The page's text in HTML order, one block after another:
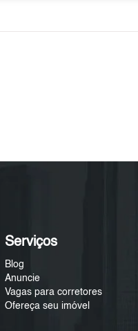
Serviços
Blog
Anuncie
Vagas para corretores
Ofereça seu imóvel